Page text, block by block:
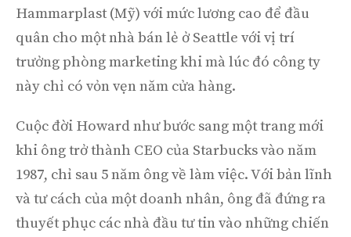
Hammarplast (Mỹ) với mức lương cao để đầu
quân cho một nhà bán lẻ ở Seattle với vị trí
trưởng phòng marketing khi mà lúc đó công ty
này chỉ có vỏn vẹn năm cửa hàng.
Cuộc đời Howard như bước sang một trang mới
khi ông trở thành CEO của Starbucks vào năm
1987, chỉ sau 5 năm ông về làm việc. Với bản lĩnh
và tư cách của một doanh nhân, ông đã đứng ra
thuyết phục các nhà đầu tư tin vào những chiến